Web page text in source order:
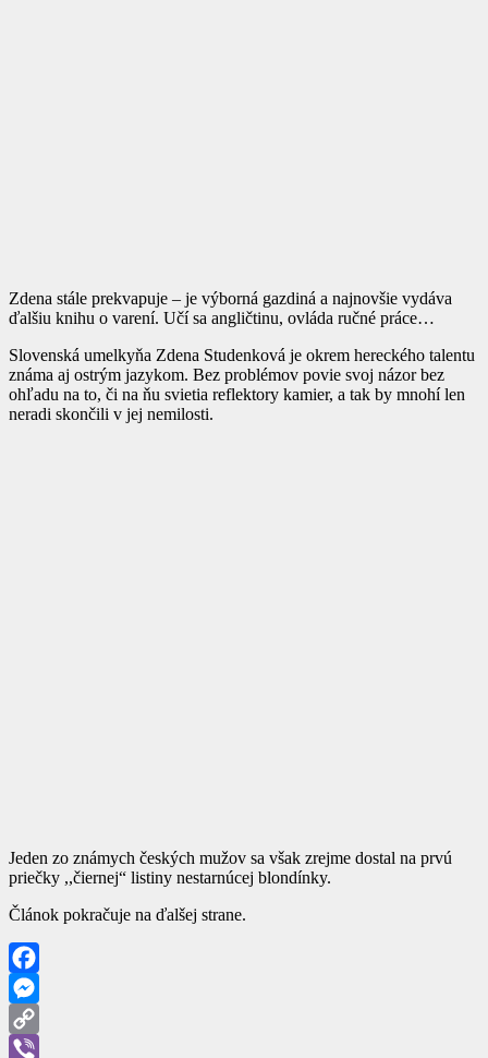
Zdena stále prekvapuje – je výborná gazdiná a najnovšie vydáva
ďalšiu knihu o varení. Učí sa angličtinu, ovláda ručné práce…
Slovenská umelkyňa Zdena Studenková je okrem hereckého talentu
známa aj ostrým jazykom. Bez problémov povie svoj názor bez
ohľadu na to, či na ňu svietia reflektory kamier, a tak by mnohí len
neradi skončili v jej nemilosti.
Jeden zo známych českých mužov sa však zrejme dostal na prvú
priečky ,,čiernej“ listiny nestarnúcej blondínky.
Článok pokračuje na ďalšej strane.
Facebook
Messenger
Copy